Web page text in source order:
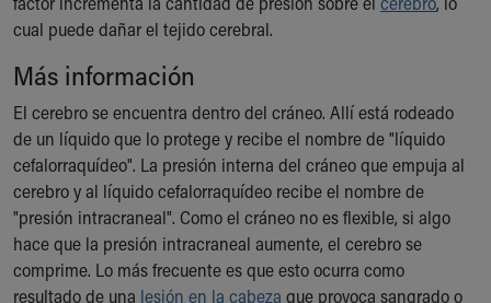
Ronald McDonald House Care Mobile
Health Centers
Symptom Checker
Financial Services
Price Estimates
Family Supports
Sports Health Services Provider for Akron Zips
New Parents
Find a Pediatrics Location
Find a Pediatrician
MyChart
cual puede dañar el tejido cerebral.
Más información
El cerebro se encuentra dentro del cráneo. Allí está rodeado
de un líquido que lo protege y recibe el nombre de "líquido
cefalorraquídeo". La presión interna del cráneo que empuja al
cerebro y al líquido cefalorraquídeo recibe el nombre de
"presión intracraneal". Como el cráneo no es flexible, si algo
hace que la presión intracraneal aumente, el cerebro se
comprime. Lo más frecuente es que esto ocurra como
resultado de una lesión en la cabeza que provoca sangrado o